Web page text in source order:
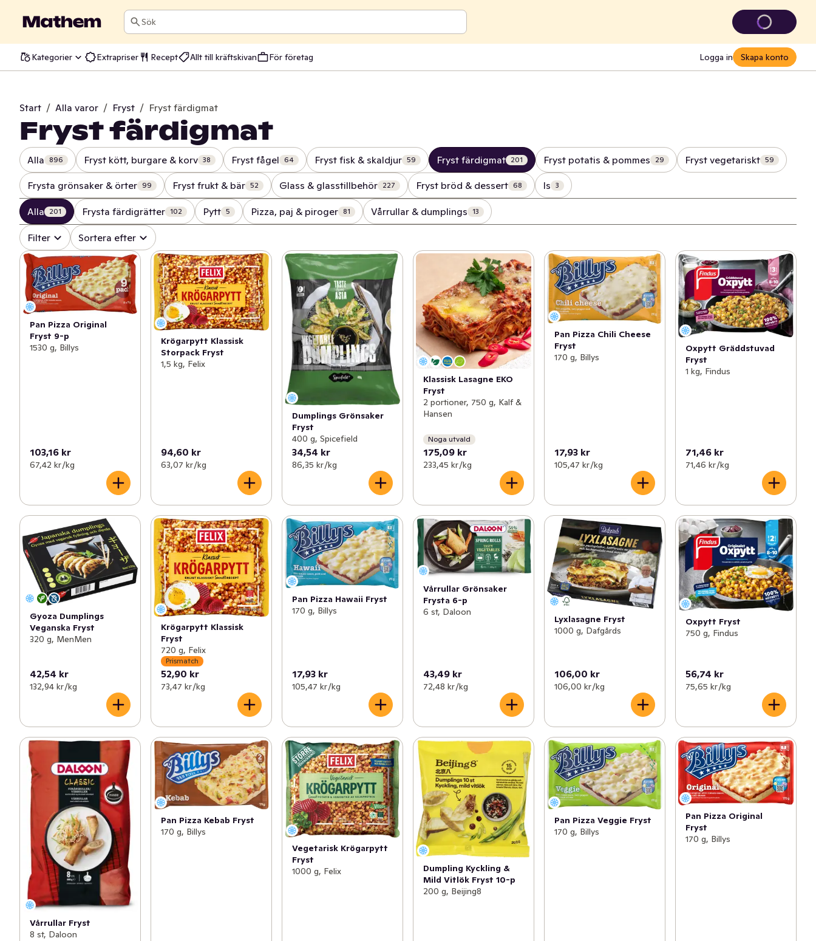
Sök
Kategorier Extrapriser Recept Allt till kräftskivan För företag Logga in Skapa konto
Start / Alla varor / Fryst / Fryst färdigmat
Fryst färdigmat
Alla 896 Fryst kött, burgare & korv 38 Fryst fågel 64 Fryst fisk & skaldjur 59 Fryst färdigmat 201 Fryst potatis & pommes 29 Fryst vegetariskt 59
Frysta grönsaker & örter 99 Fryst frukt & bär 52 Glass & glasstillbehör 227 Fryst bröd & dessert 68 Is 3
Alla 201 Frysta färdigrätter 102 Pytt 5 Pizza, paj & piroger 81 Vårrullar & dumplings 13
Filter Sortera efter
Pan Pizza Original
Fryst 9-p
1530 g, Billys
103,16 kr
67,42 kr /kg
Krögarpytt Klassisk
Storpack Fryst
1,5 kg, Felix
94,60 kr
63,07 kr /kg
Dumplings Grönsaker
Fryst
400 g, Spicefield
34,54 kr
86,35 kr /kg
Klassisk Lasagne EKO
Fryst
2 portioner, 750 g, Kalf &
Hansen
Noga utvald
175,09 kr
233,45 kr /kg
Pan Pizza Chili Cheese
Fryst
170 g, Billys
17,93 kr
105,47 kr /kg
Oxpytt Gräddstuvad
Fryst
1 kg, Findus
71,46 kr
71,46 kr /kg
Gyoza Dumplings
Veganska Fryst
320 g, MenMen
42,54 kr
132,94 kr /kg
Krögarpytt Klassisk
Fryst
720 g, Felix
Prismatch
52,90 kr
73,47 kr /kg
Pan Pizza Hawaii Fryst
170 g, Billys
17,93 kr
105,47 kr /kg
Vårrullar Grönsaker
Frysta 6-p
6 st, Daloon
43,49 kr
72,48 kr /kg
Lyxlasagne Fryst
1000 g, Dafgårds
106,00 kr
106,00 kr /kg
Oxpytt Fryst
750 g, Findus
56,74 kr
75,65 kr /kg
Vårrullar Fryst
8 st, Daloon
Pan Pizza Kebab Fryst
170 g, Billys
Vegetarisk Krögarpytt
Fryst
1000 g, Felix
Dumpling Kyckling &
Mild Vitlök Fryst 10-p
200 g, Beijing8
Pan Pizza Veggie Fryst
170 g, Billys
Pan Pizza Original
Fryst
170 g, Billys